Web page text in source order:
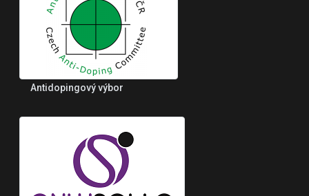
Antidopingový výbor